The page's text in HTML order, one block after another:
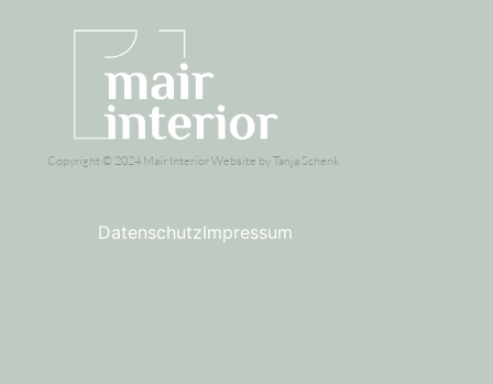
Copyright © 2024 Mair Interior Website by Tanja Schenk
DatenschutzImpressum